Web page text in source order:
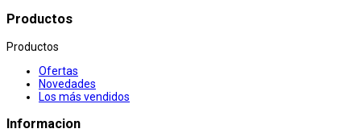
Productos
Productos
Ofertas
Novedades
Los más vendidos
Informacion